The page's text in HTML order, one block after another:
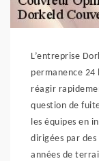
L’entreprise
permanence 24
réagir
question de
les équipes en
dirigées par
années de